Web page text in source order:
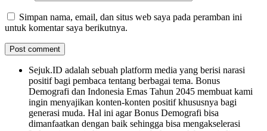
Simpan nama, email, dan situs web saya pada peramban ini
untuk komentar saya berikutnya.
Sejuk.ID adalah sebuah platform media yang berisi narasi
positif bagi pembaca tentang berbagai tema. Bonus
Demografi dan Indonesia Emas Tahun 2045 membuat kami
ingin menyajikan konten-konten positif khususnya bagi
generasi muda. Hal ini agar Bonus Demografi bisa
dimanfaatkan dengan baik sehingga bisa mengakselerasi